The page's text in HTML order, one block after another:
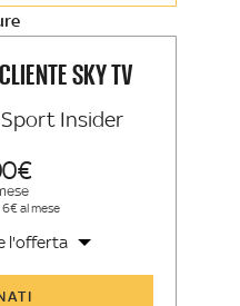
di Sky Sport
SKY TV
Insider
al mese
l'offerta